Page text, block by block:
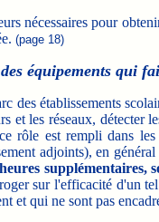
nécessaires pour
(page 18)
équipements qui
des établissements
et les réseaux, détecter
rôle est rempli dans
adjoints), en
supplémentaires,
sur l'efficacité d'un
et qui ne sont pas